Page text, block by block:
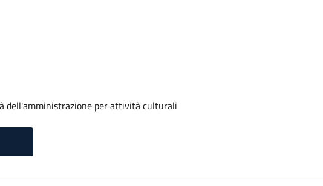
dell'amministrazione per attività culturali